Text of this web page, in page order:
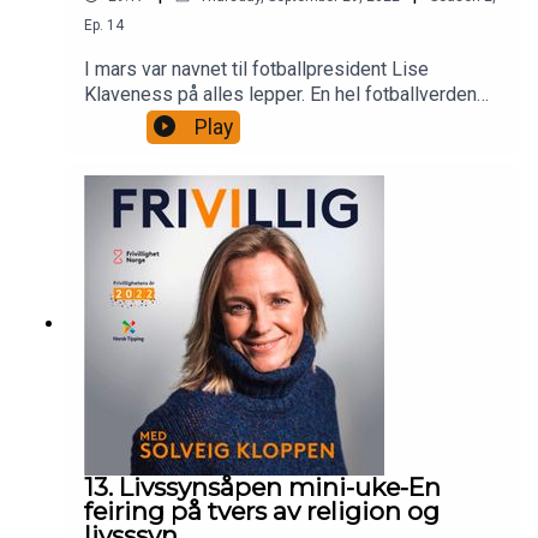
Ep. 14
I mars var navnet til fotballpresident Lise
Klaveness på alles lepper. En hel fotballverden
snakket om talen hun holdt på FIFA-kongressen,
hvor hun bla kritiserte VM i Qatar. Hvilke
Hvordan skal de frivillige som ble borte under
pandemien lokkes tilbake til fotballen og hvordan
skal fotball evne å inkludere alle? Alt dette får du
svar på i denne episoden av Frivillig med Solveig
Kloppen.
Play
13. Livssynsåpen mini-uke-En
feiring på tvers av religion og